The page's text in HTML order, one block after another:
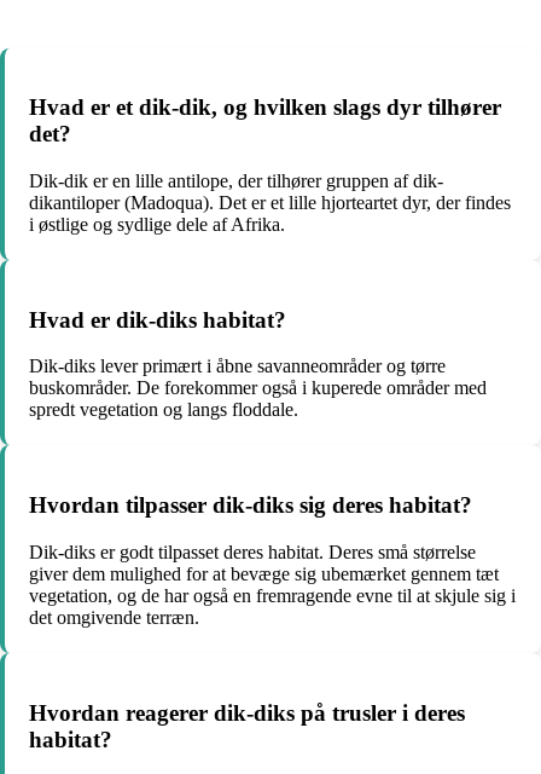
Hvad er et dik-dik, og hvilken slags dyr tilhører
det?
Dik-dik er en lille antilope, der tilhører gruppen af dik-
dikantiloper (Madoqua). Det er et lille hjorteartet dyr, der findes
i østlige og sydlige dele af Afrika.
Hvad er dik-diks habitat?
Dik-diks lever primært i åbne savanneområder og tørre
buskområder. De forekommer også i kuperede områder med
spredt vegetation og langs floddale.
Hvordan tilpasser dik-diks sig deres habitat?
Dik-diks er godt tilpasset deres habitat. Deres små størrelse
giver dem mulighed for at bevæge sig ubemærket gennem tæt
vegetation, og de har også en fremragende evne til at skjule sig i
det omgivende terræn.
Hvordan reagerer dik-diks på trusler i deres
habitat?